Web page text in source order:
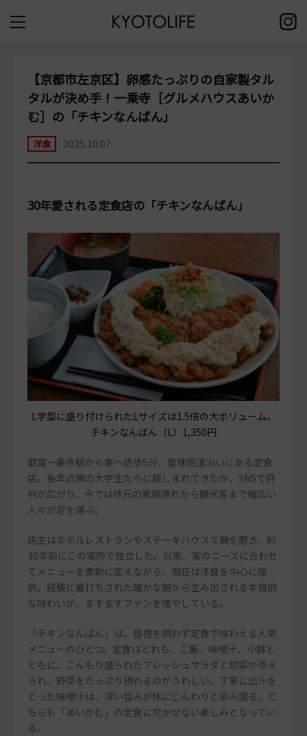
【京都市左京区】卵感たっぷりの自家製タル
タルが決め手！一乗寺［グルメハウスあいか
む］の「チキンなんばん」
洋食 2025.10.07
30年愛される定食店の「チキンなんばん」
L字型に盛り付けられたLサイズは1.5倍の大ボリューム。
チキンなんばん（L）1,350円
叡電一乗寺駅から東へ徒歩5分、曼殊院道沿いにある定食
店。長年近隣の大学生たちに親しまれてきたが、SNSで評
判が広がり、今では地元の家族連れから観光客まで幅広い
人々が足を運ぶ。
店主はホテルレストランやステーキハウスで腕を磨き、約
30年前にこの場所で独立した。以来、客のニーズに合わせ
てメニューを柔軟に変えながら、現在は洋食を中心に提
供。経験に裏打ちされた確かな腕から生み出される本格的
な味わいが、ますますファンを増やしている。
「チキンなんばん」は、昼夜を問わず定食で味わえる人気
メニューのひとつ。定食はどれも、ご飯、味噌汁、小鉢と
ともに、こんもり盛られたフレッシュサラダと惣菜が添え
られ、野菜をたっぷり摂れるのがうれしい。丁寧に出汁を
とった味噌汁は、深い旨みが体にじんわりと染み渡る。ど
ちらも「あいかむ」の定食に欠かせない楽しみとなってい
る。